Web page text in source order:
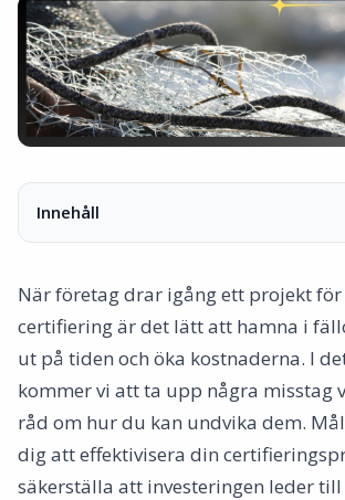
Innehåll
Vanliga misstag och hur de kan undvikas
2. Brister i internkommunikationen
3. Bristande engagemang från ledningen
4. “Copy paste införande”
5. Otillräcklig förberedelse inför revisionen
6. Att se certifieringen som en slutpunkt
Slutsats
När företag drar igång ett projekt för
certifiering är det lätt att hamna i
ut på tiden och öka kostnaderna. I
kommer vi att ta upp några misstag
råd om hur du kan undvika dem.
dig att effektivisera din
säkerställa att investeringen leder